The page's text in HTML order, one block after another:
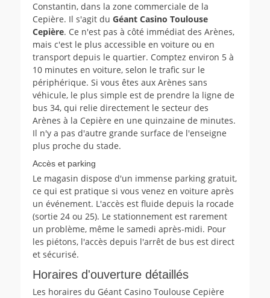
Constantin, dans la zone commerciale de la
Cepière. Il s'agit du Géant Casino Toulouse
Cepière. Ce n'est pas à côté immédiat des Arènes,
mais c'est le plus accessible en voiture ou en
transport depuis le quartier. Comptez environ 5 à
10 minutes en voiture, selon le trafic sur le
périphérique. Si vous êtes aux Arènes sans
véhicule, le plus simple est de prendre la ligne de
bus 34, qui relie directement le secteur des
Arènes à la Cepière en une quinzaine de minutes.
Il n'y a pas d'autre grande surface de l'enseigne
plus proche du stade.
Accès et parking
Le magasin dispose d'un immense parking gratuit,
ce qui est pratique si vous venez en voiture après
un événement. L'accès est fluide depuis la rocade
(sortie 24 ou 25). Le stationnement est rarement
un problème, même le samedi après-midi. Pour
les piétons, l'accès depuis l'arrêt de bus est direct
et sécurisé.
Horaires d'ouverture détaillés
Les horaires du Géant Casino Toulouse Cepière